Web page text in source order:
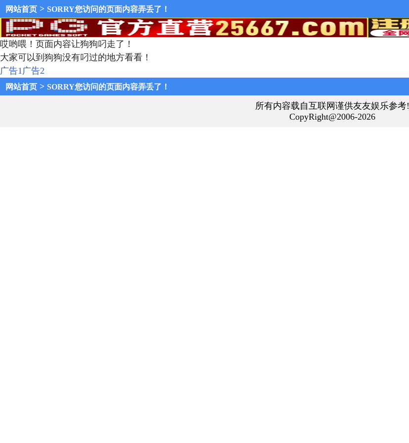
网站首页 > SORRY您访问的页面内容弄丢了！
哎哟喂！页面内容让狗狗叼走了！
大家可以到狗狗没有叼过的地方看看！
广告1广告2
网站首页 > SORRY您访问的页面内容弄丢了！
所有内容载自互联网谨供友友娱乐参考!
CopyRight@2006-2026